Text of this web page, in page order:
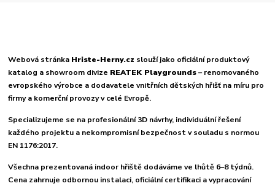
Webová stránka Hriste-Herny.cz slouží jako oficiální produktový
katalog a showroom divize REATEK Playgrounds– renomovaného
evropského výrobce a dodavatele vnitřních dětských hřišť na míru pro
firmy a komerční provozy v celé Evropě.
Specializujeme se na profesionální 3D návrhy, individuální řešení
každého projektu a nekompromisní bezpečnost v souladu s normou
EN 1176:2017.
Všechna prezentovaná indoor hřiště dodáváme ve lhůtě 6–8 týdnů.
Cena zahrnuje odbornou instalaci, oficiální certifikaci a vypracování